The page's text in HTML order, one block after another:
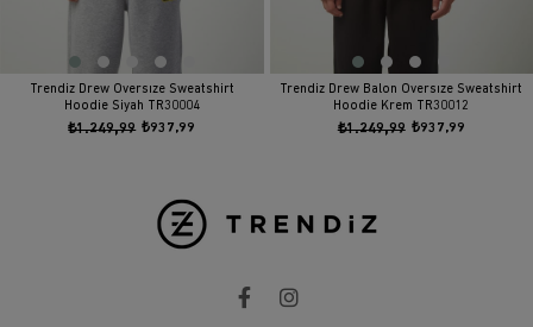
Trendiz Drew Oversıze Sweatshirt
Hoodie Siyah TR30004
₺937,99
₺1.249,99
Trendiz Drew Balon Oversıze Sweatshirt
Hoodie Krem TR30012
₺937,99
₺1.249,99